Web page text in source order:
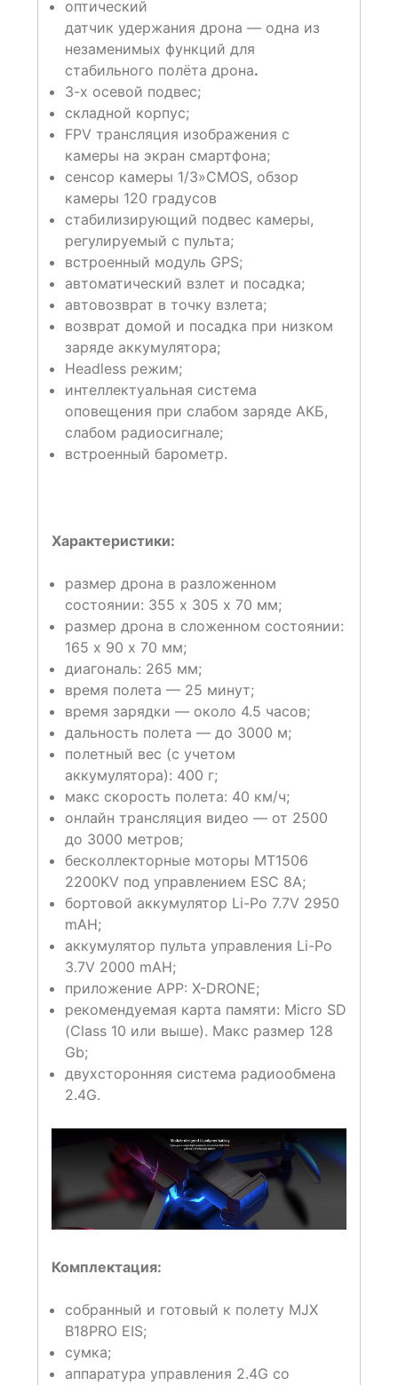
оптический
датчик удержания дрона — одна из
незаменимых функций для
стабильного полёта дрона.
3-х осевой подвес;
складной корпус;
FPV трансляция изображения с
камеры на экран смартфона;
сенсор камеры 1/3»CMOS, обзор
камеры 120 градусов
стабилизирующий подвес камеры,
регулируемый с пульта;
встроенный модуль GPS;
автоматический взлет и посадка;
автовозврат в точку взлета;
возврат домой и посадка при низком
заряде аккумулятора;
Headless режим;
интеллектуальная система
оповещения при слабом заряде АКБ,
слабом радиосигнале;
встроенный барометр.
Характеристики:
размер дрона в разложенном
состоянии: 355 х 305 х 70 мм;
размер дрона в сложенном состоянии:
165 х 90 х 70 мм;
диагональ: 265 мм;
время полета — 25 минут;
время зарядки — около 4.5 часов;
дальность полета — до 3000 м;
полетный вес (с учетом
аккумулятора): 400 г;
макс скорость полета: 40 км/ч;
онлайн трансляция видео — от 2500
до 3000 метров;
бесколлекторные моторы MT1506
2200KV под управлением ESC 8А;
бортовой аккумулятор Li-Po 7.7V 2950
mAH;
аккумулятор пульта управления Li-Po
3.7V 2000 mAH;
приложение APP: X-DRONE;
рекомендуемая карта памяти: Micro SD
(Class 10 или выше). Макс размер 128
Gb;
двухсторонняя система радиообмена
2.4G.
Комплектация:
собранный и готовый к полету MJX
B18PRO EIS;
сумка;
аппаратура управления 2.4G со